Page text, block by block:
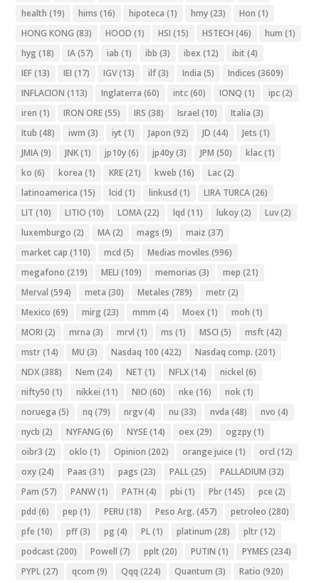
health (19) hims (16) hipoteca (1) hmy(23) Hon (1)
HONG KONG (83) HOOD (1) HSI (15) HSTECH (46) hum (1)
hyg (18) IA(57) iab (1) ibb (3) ibex (12) ibit (4)
IEF(13) IEI (17) IGV(13) ilf(3) India (5) Indices (3609)
INFLACION (113) Inglaterra (60) intc(60) IONQ (1) ipc(2)
iren (1) IRON ORE(55) IRS (38) Israel (10) Italia (3)
Itub (48) iwm (3) iyt (1) Japon (92) JD (44) Jets (1)
JMIA(9) JNK(1) jp10y(6) jp40y(3) JPM (50) klac(1)
ko (6) korea (1) KRE(21) kweb (16) Lac(2)
latinoamerica (15) lcid (1) linkusd (1) LIRA TURCA(26)
LIT (10) LITIO (10) LOMA(22) lqd (11) lukoy(2) Luv(2)
luxemburgo (2) MA(2) mags (9) maiz (37)
market cap (110) mcd (5) Medias moviles (996)
megafono (219) MELI (109) memorias (3) mep (21)
Merval (594) meta (30) Metales (789) metr(2)
Mexico (69) mirg (23) mmm (4) Moex (1) moh (1)
MORI (2) mrna (3) mrvl (1) ms (1) MSCI (5) msft (42)
mstr(14) MU (3) Nasdaq 100 (422) Nasdaq comp. (201)
NDX(388) Nem (24) NET (1) NFLX(14) nickel (6)
nifty50 (1) nikkei (11) NIO (60) nke (16) nok(1)
noruega (5) nq (79) nrgv(4) nu (33) nvda (48) nvo (4)
nycb (2) NYFANG (6) NYSE(14) oex (29) ogzpy(1)
oibr3 (2) oklo (1) Opinion (202) orange juice (1) orcl (12)
oxy(24) Paas (31) pags (23) PALL(25) PALLADIUM (32)
Pam (57) PANW(1) PATH (4) pbi (1) Pbr(145) pce (2)
pdd (6) pep (1) PERU (18) Peso Arg. (457) petroleo (280)
pfe (10) pff(3) pg (4) PL(1) platinum (28) pltr(12)
podcast (200) Powell (7) pplt (20) PUTIN (1) PYMES (234)
PYPL(27) qcom (9) Qqq (224) Quantum (3) Ratio (920)